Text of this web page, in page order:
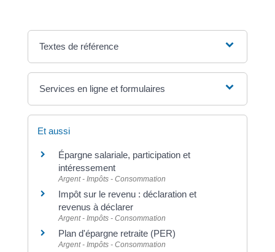
Textes de référence
Services en ligne et formulaires
Et aussi
Épargne salariale, participation et
intéressement
Argent - Impôts - Consommation
Impôt sur le revenu : déclaration et
revenus à déclarer
Argent - Impôts - Consommation
Plan d'épargne retraite (PER)
Argent - Impôts - Consommation